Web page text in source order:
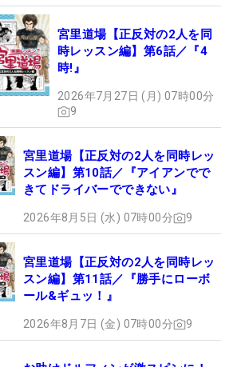
宮里道場【正反対の2人を同
時レッスン編】第6話／『4
時!』
2026年7月27日 (月) 07時00分
9
宮里道場【正反対の2人を同時レッ
スン編】第10話／『アイアンでで
きてドライバーでできない』
2026年8月5日 (水) 07時00分 9
宮里道場【正反対の2人を同時レッ
スン編】第11話／『勝手にローボ
ール&ギュッ！』
2026年8月7日 (金) 07時00分 9